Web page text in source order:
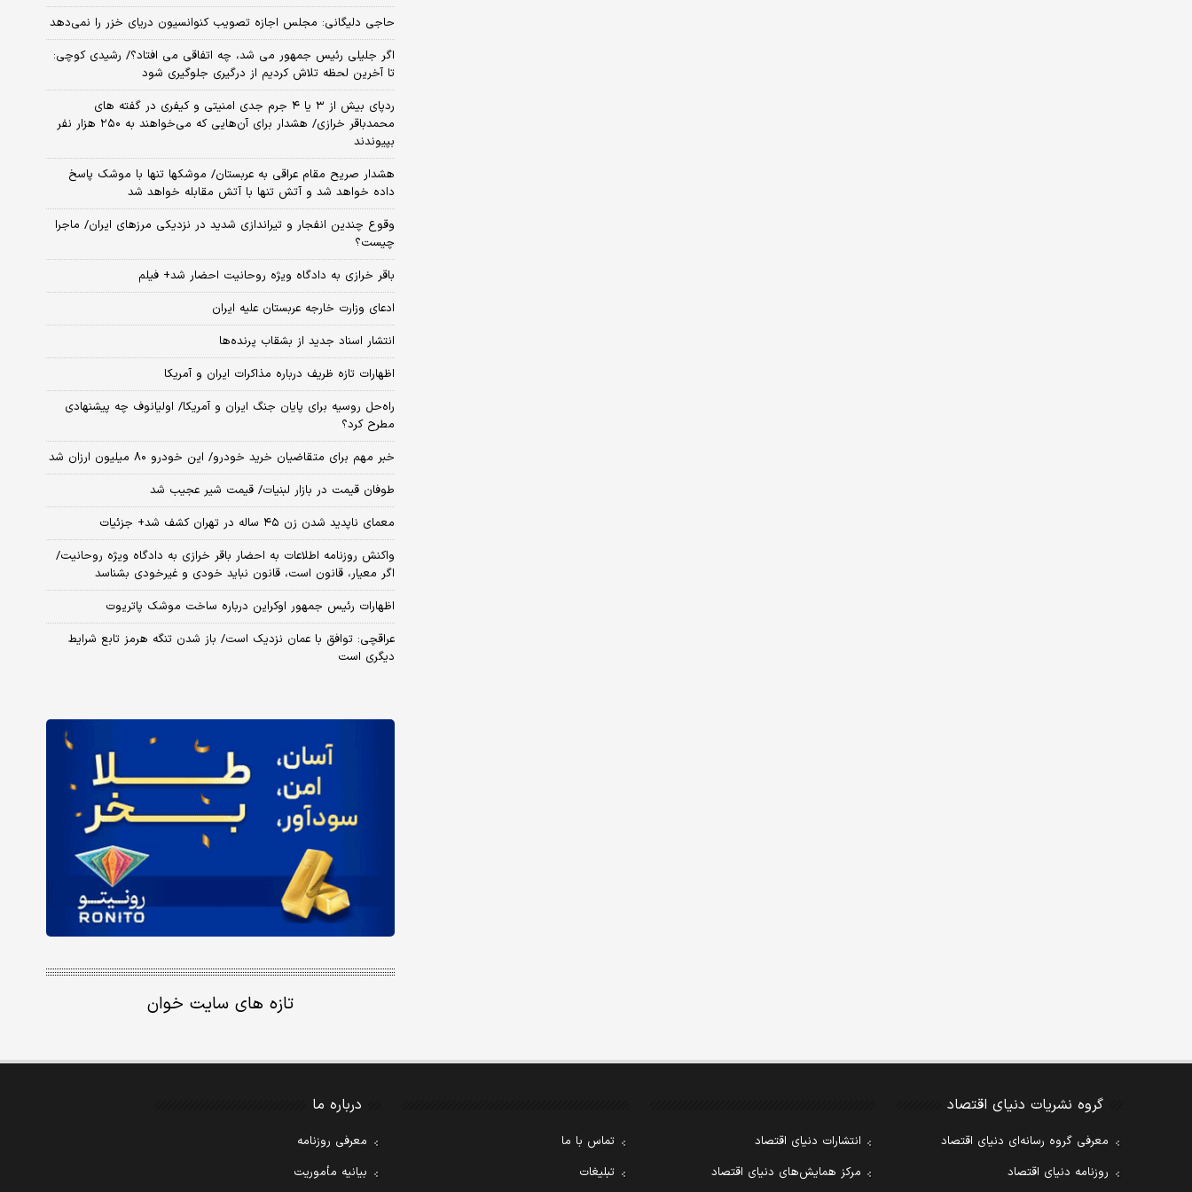
حاجی دلیگانی: مجلس اجازه تصویب کنوانسیون دریای خزر را نمی‌دهد
اگر جلیلی رئیس جمهور می شد، چه اتفاقی می افتاد؟/ رشیدی کوچی:
تا آخرین لحظه تلاش کردیم از درگیری جلوگیری شود
ردپای بیش از ۳ یا ۴ جرم جدی امنیتی و کیفری در گفته های
محمدباقر خرازی/ هشدار برای آن‌هایی که می‌خواهند به ۲۵۰ هزار نفر
بپیوندند
هشدار صریح مقام عراقی به عربستان/ موشکها تنها با موشک پاسخ
داده خواهد شد و آتش تنها با آتش مقابله خواهد شد
وقوع چندین انفجار و تیراندازی شدید در نزدیکی مرز‌های ایران/ ماجرا
چیست؟
باقر خرازی به دادگاه ویژه روحانیت احضار شد+ فیلم
ادعای وزارت خارجه عربستان علیه ایران
انتشار اسناد جدید از بشقاب پرنده‌ها
اظهارات تازه ظریف درباره مذاکرات ایران و آمریکا
راه‌حل روسیه برای پایان جنگ ایران و آمریکا/ اولیانوف چه پیشنهادی
مطرح کرد؟
خبر مهم برای متقاضیان خرید خودرو/ این خودرو ۸۰ میلیون ارزان شد
طوفان قیمت در بازار لبنیات/ قیمت شیر عجیب شد
معمای ناپدید شدن زن ۴۵ ساله در تهران کشف شد+ جزئیات
واکنش روزنامه اطلاعات به احضار باقر خرازی به دادگاه ویژه روحانیت/
اگر معیار، قانون است، قانون نباید خودی و غیرخودی بشناسد
اظهارات رئیس جمهور اوکراین درباره ساخت موشک پاتریوت
عراقچی: توافق با عمان نزدیک است/ باز شدن تنگه هرمز تابع شرایط
دیگری است
تازه های سایت خوان
گروه نشریات دنیای اقتصاد
معرفی گروه رسانه‌ای دنیای اقتصاد
روزنامه دنیای اقتصاد
انتشارات دنیای اقتصاد
مرکز همایش‌های دنیای اقتصاد
تماس با ما
تبلیغات
درباره ما
معرفی روزنامه
بیانیه مأموریت